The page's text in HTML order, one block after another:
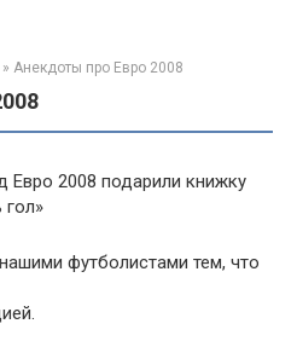
» Анекдоты про Евро 2008
2008 подарили книжку
гол»
футболистами тем, что